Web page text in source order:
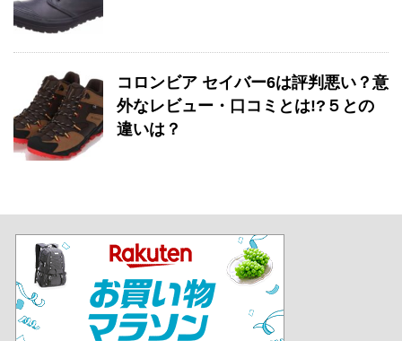
コロンビア セイバー6は評判悪い？意
外なレビュー・口コミとは!?５との
違いは？